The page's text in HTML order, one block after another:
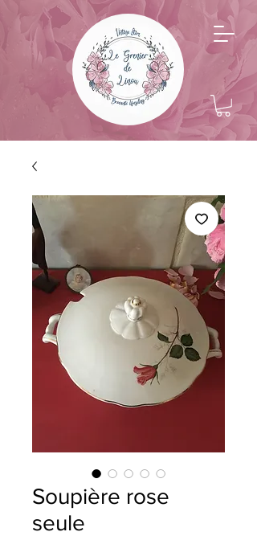
Soupière rose
seule